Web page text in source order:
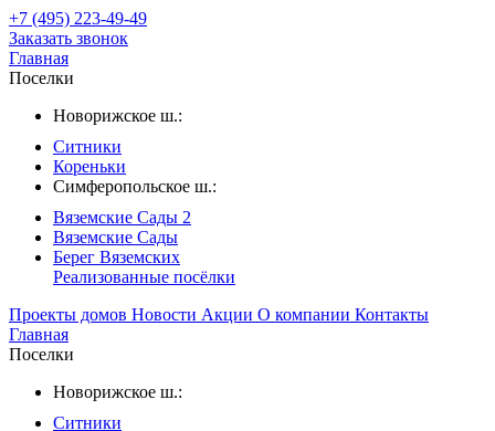
+7 (495) 223-49-49
Заказать звонок
Главная
Поселки
Новорижское ш.:
Ситники
Кореньки
Симферопольское ш.:
Вяземские Сады 2
Вяземские Сады
Берег Вяземскиx
Реализованные посёлки
Проекты домов Новости Акции О компании Контакты
Главная
Поселки
Новорижское ш.:
Ситники